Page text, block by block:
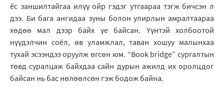
ёс заншилтайгаа илүү ойр гэдэг утгаараа тэгж бичсэн л
дээ. Би бага ангидаа зуны болон улирлын амралтаараа
хөдөө мал дээр байх үе байсан. Үүнтэй холбоотой
нүүдэлчин соёл, өв уламжлал, таван хошуу малынхаа
тухай эсээндээ оруулж өгсөн юм. “Book bridge” сургалтын
төвд суралцаж байхдаа сайн дурын ажилд их оролцдог
байсан нь бас нөлөөлсөн гэж бодож байна.